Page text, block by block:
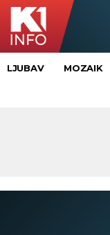
LJUBAV MOZAIK